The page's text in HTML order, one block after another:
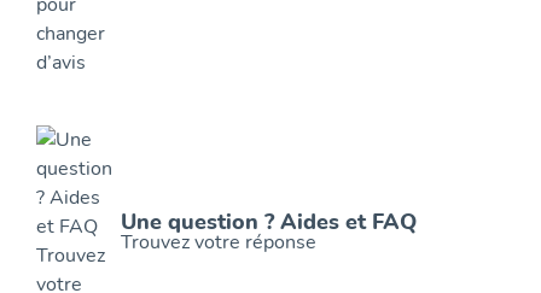
Une question ? Aides et FAQ
Trouvez votre réponse